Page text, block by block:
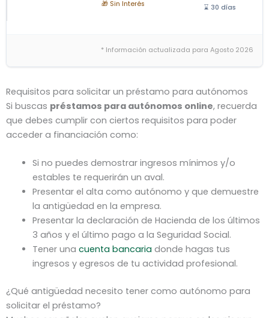
🎁 Sin Interés ⌛ 30 días
* Información actualizada para Agosto 2026
Requisitos para solicitar un préstamo para autónomos
Si buscas préstamos para autónomos online, recuerda
que debes cumplir con ciertos requisitos para poder
acceder a financiación como:
Si no puedes demostrar ingresos mínimos y/o
estables te requerirán un aval.
Presentar el alta como autónomo y que demuestre
la antigüedad en la empresa.
Presentar la declaración de Hacienda de los últimos
3 años y el último pago a la Seguridad Social.
Tener una cuenta bancaria donde hagas tus
ingresos y egresos de tu actividad profesional.
¿Qué antigüedad necesito tener como autónomo para
solicitar el préstamo?